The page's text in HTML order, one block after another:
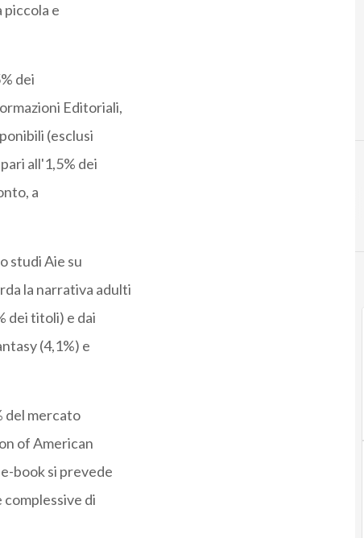
piccola e
dei
Editoriali,
(esclusi
all'1,5% dei
a
studi Aie su
la narrativa adulti
dei titoli) e dai
(4,1%) e
del mercato
of American
book si prevede
di